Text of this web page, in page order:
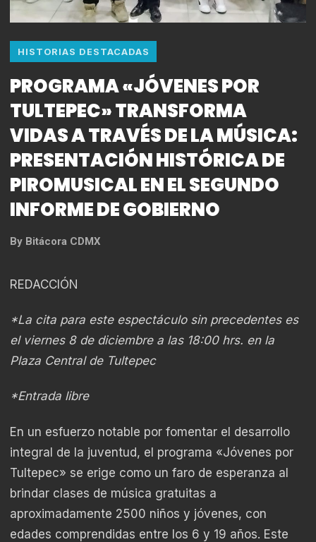
HISTORIAS DESTACADAS
PROGRAMA «JÓVENES POR
TULTEPEC» TRANSFORMA
VIDAS A TRAVÉS DE LA MÚSICA:
PRESENTACIÓN HISTÓRICA DE
PIROMUSICAL EN EL SEGUNDO
INFORME DE GOBIERNO
By Bitácora CDMX
REDACCIÓN
*La cita para este espectáculo sin precedentes es
el viernes 8 de diciembre a las 18:00 hrs. en la
Plaza Central de Tultepec
*Entrada libre
En un esfuerzo notable por fomentar el desarrollo
integral de la juventud, el programa «Jóvenes por
Tultepec» se erige como un faro de esperanza al
brindar clases de música gratuitas a
aproximadamente 2500 niños y jóvenes, con
edades comprendidas entre los 6 y 19 años. Este